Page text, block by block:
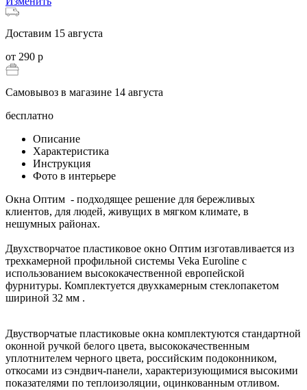
Доставим 15 августа
от 290 р
Самовывоз в магазине 14 августа
бесплатно
Описание
Характеристика
Инструкция
Фото в интерьере
Окна Оптим - подходящее решение для бережливых
клиентов, для людей, живущих в мягком климате, в
нешумных районах.
Двухстворчатое пластиковое окно Оптим изготавливается из
трехкамерной профильной системы Veka Euroline с
использованием высококачественной европейской
фурнитуры. Комплектуется двухкамерным стеклопакетом
шириной 32 мм .
Двустворчатые пластиковые окна комплектуются стандартной
оконной ручкой белого цвета, высококачественным
уплотнителем черного цвета, российским подоконником,
откосами из сэндвич-панели, характеризующимися высокими
показателями по теплоизоляции, оцинкованным отливом.